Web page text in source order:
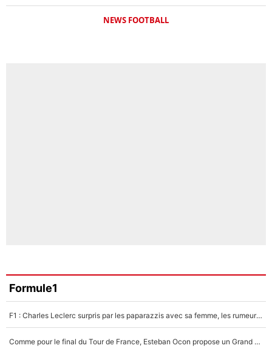
NEWS FOOTBALL
Formule1
F1 : Charles Leclerc surpris par les paparazzis avec sa femme, les rumeurs étaient vraies !
Comme pour le final du Tour de France, Esteban Ocon propose un Grand Prix de Formule 1 à Paris : «Autour de l’Arc de Triomphe, ce serait génial» !